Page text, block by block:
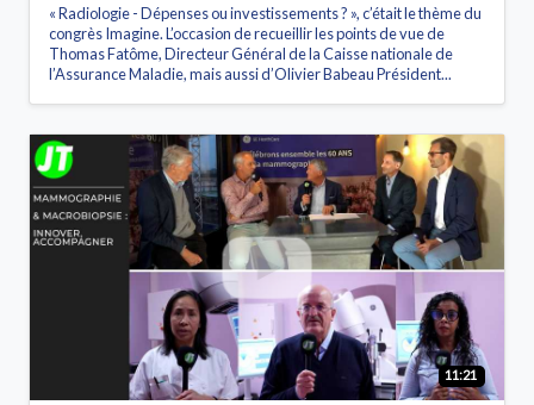
« Radiologie - Dépenses ou investissements ? », c’était le thème du
congrès Imagine. L’occasion de recueillir les points de vue de
Thomas Fatôme, Directeur Général de la Caisse nationale de
l’Assurance Maladie, mais aussi d’Olivier Babeau Président...
11:21